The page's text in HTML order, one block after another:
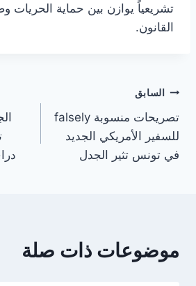
تشريعياً يوازن بين حماية الحريات
القانون.
تصفّح
المقالات
السابق
تصريحات منسوبة falsely
للسفير الأمريكي الجديد
في تونس تثير الجدل
موضوعات ذات صلة